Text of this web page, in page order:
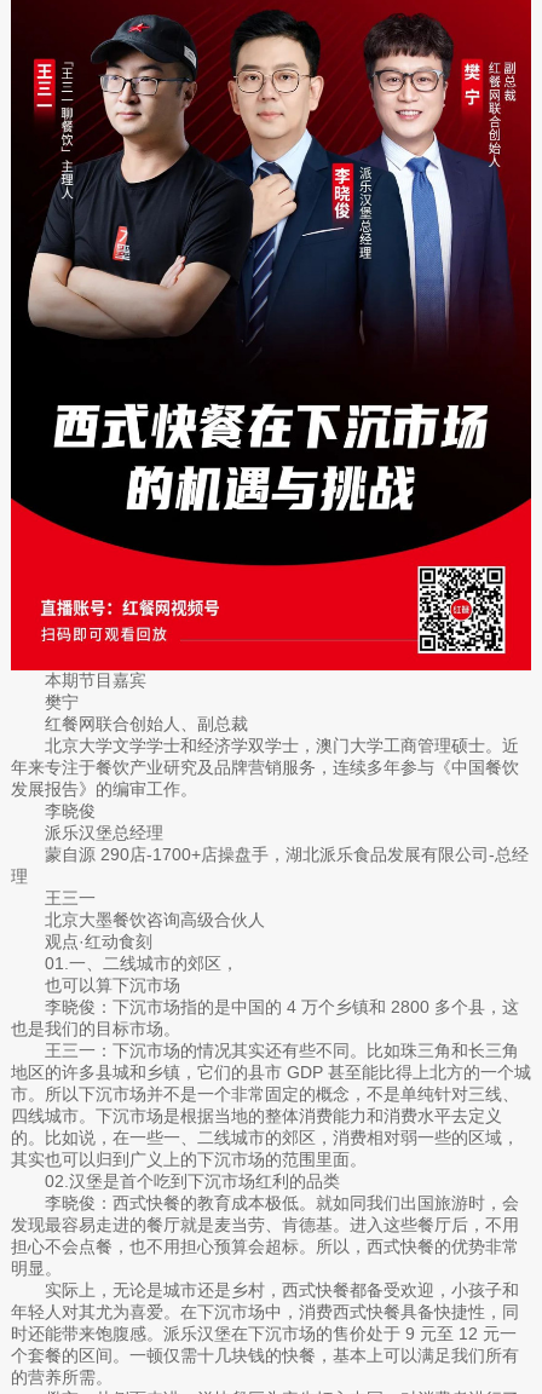
本期节目嘉宾
樊宁
红餐网联合创始人、副总裁
北京大学文学学士和经济学双学士，澳门大学工商管理硕士。近
年来专注于餐饮产业研究及品牌营销服务，连续多年参与《中国餐饮
发展报告》的编审工作。
李晓俊
派乐汉堡总经理
蒙自源 290店-1700+店操盘手，湖北派乐食品发展有限公司-总经
理
王三一
北京大墨餐饮咨询高级合伙人
观点·红动食刻
01.一、二线城市的郊区，
也可以算下沉市场
李晓俊：下沉市场指的是中国的 4 万个乡镇和 2800 多个县，这
也是我们的目标市场。
王三一：下沉市场的情况其实还有些不同。比如珠三角和长三角
地区的许多县城和乡镇，它们的县市 GDP 甚至能比得上北方的一个城
市。所以下沉市场并不是一个非常固定的概念，不是单纯针对三线、
四线城市。下沉市场是根据当地的整体消费能力和消费水平去定义
的。比如说，在一些一、二线城市的郊区，消费相对弱一些的区域，
其实也可以归到广义上的下沉市场的范围里面。
02.汉堡是首个吃到下沉市场红利的品类
李晓俊：西式快餐的教育成本极低。就如同我们出国旅游时，会
发现最容易走进的餐厅就是麦当劳、肯德基。进入这些餐厅后，不用
担心不会点餐，也不用担心预算会超标。所以，西式快餐的优势非常
明显。
实际上，无论是城市还是乡村，西式快餐都备受欢迎，小孩子和
年轻人对其尤为喜爱。在下沉市场中，消费西式快餐具备快捷性，同
时还能带来饱腹感。派乐汉堡在下沉市场的售价处于 9 元至 12 元一
个套餐的区间。一顿仅需十几块钱的快餐，基本上可以满足我们所有
的营养所需。